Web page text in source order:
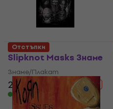
Slipknot Masks Знаме
Знаме/Плакат
25,10 € 29,90 €
- 16 %
В наличност
Отстъпки